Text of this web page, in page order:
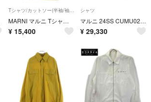
Tシャツ/カットソー(半袖/袖なし)
MARNI マルニ Tシャツ・カットソー XL 緑 【古着】【中古】【送料無料】
¥ 15,400
シャツ
マルニ 24SS CUMU0213S4 フローラルプリント半袖シャツ メンズ 44
¥ 29,330